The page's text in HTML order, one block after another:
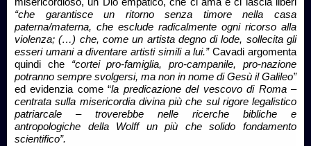
misericordioso, un Dio empatico, che ci ama e ci lascia liberi
“che garantisce un ritorno senza timore nella casa
paterna/materna, che esclude radicalmente ogni ricorso alla
violenza; (…) che, come un artista degno di lode, sollecita gli
esseri umani a diventare artisti simili a lui.”Cavadi argomenta
quindi che “cortei pro-famiglia, pro-campanile, pro-nazione
potranno sempre svolgersi, ma non in nome di Gesù il Galileo”
ed evidenzia come “la predicazione del vescovo di Roma –
centrata sulla misericordia divina più che sul rigore legalistico
patriarcale – troverebbe nelle ricerche bibliche e
antropologiche della Wolff un più che solido fondamento
scientifico”.